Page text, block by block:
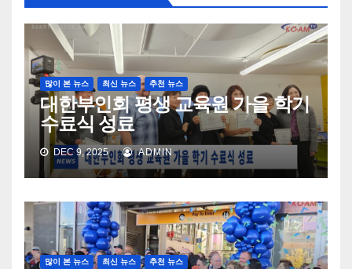
많이 본 뉴스 최신 뉴스 추천 뉴스
대한부인회 평생 교육원 가을 학기
수료식 성료
DEC 9, 2025 ADMIN
많이 본 뉴스 최신 뉴스 추천 뉴스